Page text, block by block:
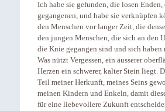
Ich habe sie gefunden, die losen
gegangenen, und habe sie verknüpfen
den Menschen vor langer Zeit, die
den jungen Menschen, die sich an den
die Knie gegangen sind und sich haben
Was nützt Vergessen, ein äusserer
Herzen ein schwerer, kalter Stein liegt.
Teil meiner Herkunft, meines Seins
meinen Kindern und Enkeln, damit
für eine liebevollere Zukunft